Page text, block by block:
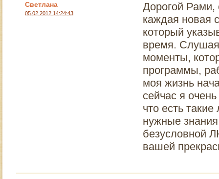
Светлана
05.02.2012 14:24:43
Дорогой Рами,
каждая новая
который
время. Слушая
моменты,
программы,
моя жизнь
сейчас я
что есть
нужные
безусловной
вашей